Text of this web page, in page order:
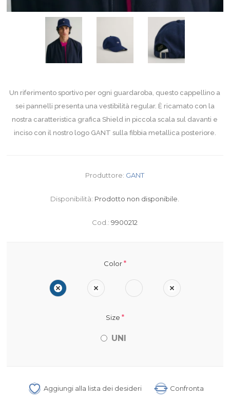
Un riferimento sportivo per ogni guardaroba, questo cappellino a
sei pannelli presenta una vestibilità regular. È ricamato con la
nostra caratteristica grafica Shield in piccola scala sul davanti e
inciso con il nostro logo GANT sulla fibbia metallica posteriore.
Produttore: GANT
Disponibilità: Prodotto non disponibile.
Cod.: 9900212
Color*
Size *
UNI
Aggiungi alla lista dei desideri Confronta